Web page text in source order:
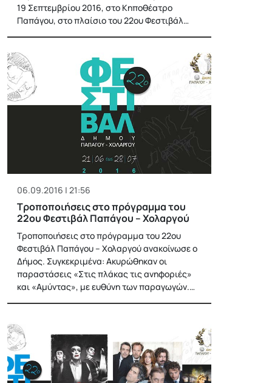
19 Σεπτεμβρίου 2016, στο Κηποθέατρο
Παπάγου, στο πλαίσιο του 22ου Φεστιβάλ…
06.09.2016 | 21:56
Τροποποιήσεις στο πρόγραμμα του
22ου Φεστιβάλ Παπάγου – Χολαργού
Τροποποιήσεις στο πρόγραμμα του 22ου
Φεστιβάλ Παπάγου – Χολαργού ανακοίνωσε ο
Δήμος. Συγκεκριμένα: Ακυρώθηκαν οι
παραστάσεις «Στις πλάκας τις ανηφοριές»
και «Αμύντας», με ευθύνη των παραγωγών.…